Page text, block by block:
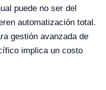
puede no ser del
automatización total.
gestión avanzada de
implica un costo